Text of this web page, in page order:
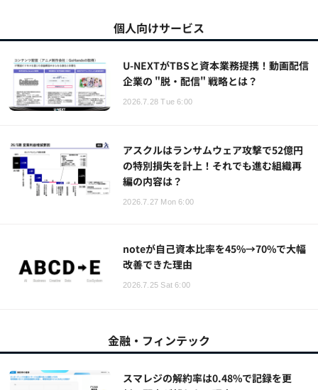
個人向けサービス
U-NEXTがTBSと資本業務提携！動画配信
企業の "脱・配信" 戦略とは？
2026.7.28 Tue 6:00
アスクルはランサムウェア攻撃で52億円
の特別損失を計上！それでも進む組織再
編の内容は？
2026.7.27 Mon 6:00
noteが自己資本比率を45%→70%で大幅
改善できた理由
2026.7.25 Sat 6:00
金融・フィンテック
スマレジの解約率は0.48%で記録を更